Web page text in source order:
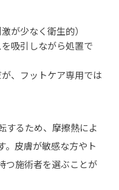
が少なく衛生的）
吸引しながら処置で
、フットケア専用では
するため、摩擦熱によ
。皮膚が敏感な方やト
つ施術者を選ぶことが